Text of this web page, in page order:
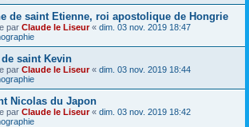
de saint Etienne, roi apostolique de Hongrie
par Claude le Liseur« dim. 03 nov. 2019 18:47
saint Kevin
par Claude le Liseur« dim. 03 nov. 2019 18:44
Nicolas du Japon
par Claude le Liseur« dim. 03 nov. 2019 18:42